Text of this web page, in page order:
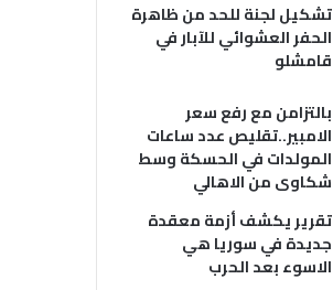
تشكيل لجنة للحد من ظاهرة
الحفر العشوائي للآبار في
قامشلو
بالتزامن مع رفع سعر
الامبير..تقليص عدد ساعات
المولدات في الحسكة وسط
شكاوى من الاهالي
تقرير يكشف أزمة معقدة
جديدة في سوريا هي
الاسوء بعد الحرب